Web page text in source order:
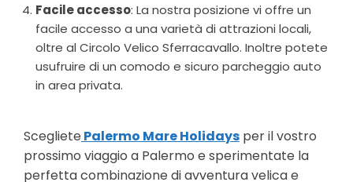
Facile accesso: La nostra posizione vi offre un
facile accesso a una varietà di attrazioni locali,
oltre al Circolo Velico Sferracavallo. Inoltre potete
usufruire di un comodo e sicuro parcheggio auto
in area privata.
Scegliete Palermo Mare Holidays per il vostro
prossimo viaggio a Palermo e sperimentate la
perfetta combinazione di avventura velica e